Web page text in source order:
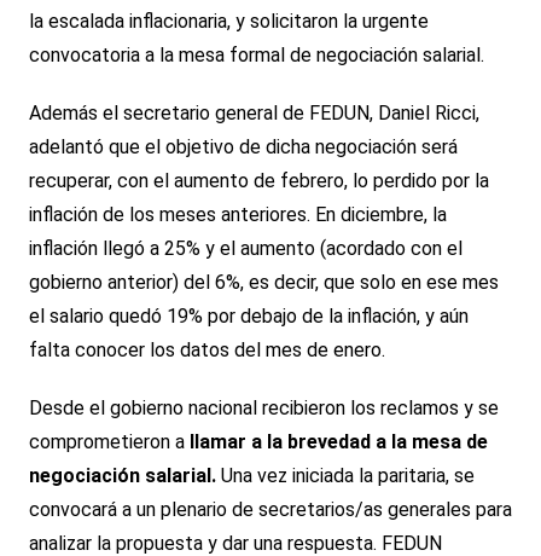
la escalada inflacionaria, y solicitaron la urgente
convocatoria a la mesa formal de negociación salarial.
Además el secretario general de FEDUN, Daniel Ricci,
adelantó que el objetivo de dicha negociación será
recuperar, con el aumento de febrero, lo perdido por la
inflación de los meses anteriores. En diciembre, la
inflación llegó a 25% y el aumento (acordado con el
gobierno anterior) del 6%, es decir, que solo en ese mes
el salario quedó 19% por debajo de la inflación, y aún
falta conocer los datos del mes de enero.
Desde el gobierno nacional recibieron los reclamos y se
comprometieron a llamar a la brevedad a la mesa de
negociación salarial.Una vez iniciada la paritaria, se
convocará a un plenario de secretarios/as generales para
analizar la propuesta y dar una respuesta. FEDUN